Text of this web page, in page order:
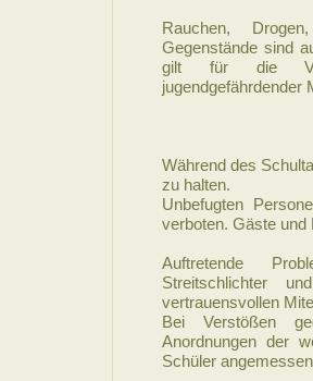
Rauchen,
Gegenstände sind
gilt für die
jugendgefährdender
Während des
zu halten.
Unbefugten
verboten. Gäste
Auftretende
Streitschlichter
vertrauensvollen
Bei Verstößen
Anordnungen der
Schüler